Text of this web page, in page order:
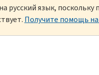
русский язык,
Получите помощь